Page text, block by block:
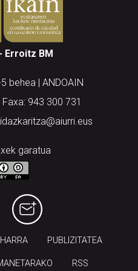
Erroitz BM
behea | ANDOAIN
943 300 731
garatua
PUBLIZITATEA
RSS